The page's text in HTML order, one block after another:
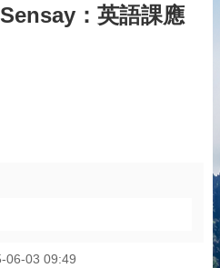
：英語課應
06-03 09:49